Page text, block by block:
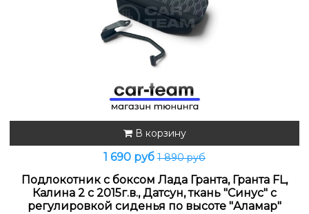
В корзину
1 690 руб 1 890 руб
Подлокотник с боксом Лада Гранта, Гранта FL,
Калина 2 с 2015г.в., Датсун, ткань "Синус" с
регулировкой сиденья по высоте "Аламар"